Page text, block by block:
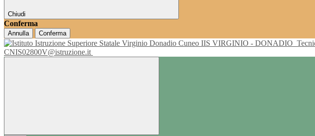
Chiudi
Conferma
Annulla Conferma
IIS VIRGINIO - DONADIO
CNIS02800V@istruzione.it